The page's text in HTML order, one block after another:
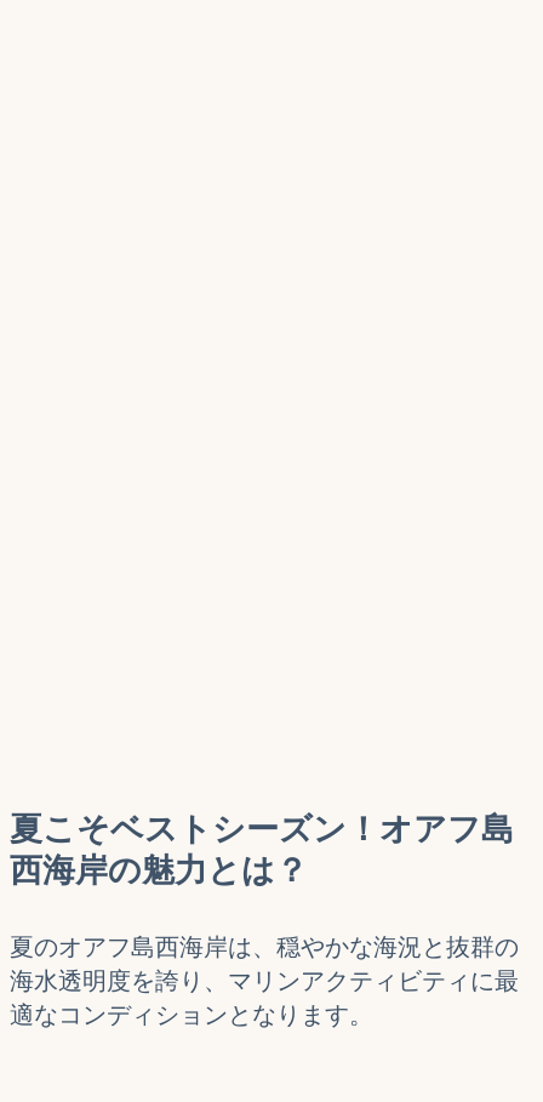
夏こそベストシーズン！オアフ島
西海岸の魅力とは？
夏のオアフ島西海岸は、穏やかな海況と抜群の
海水透明度を誇り、マリンアクティビティに最
適なコンディションとなります。